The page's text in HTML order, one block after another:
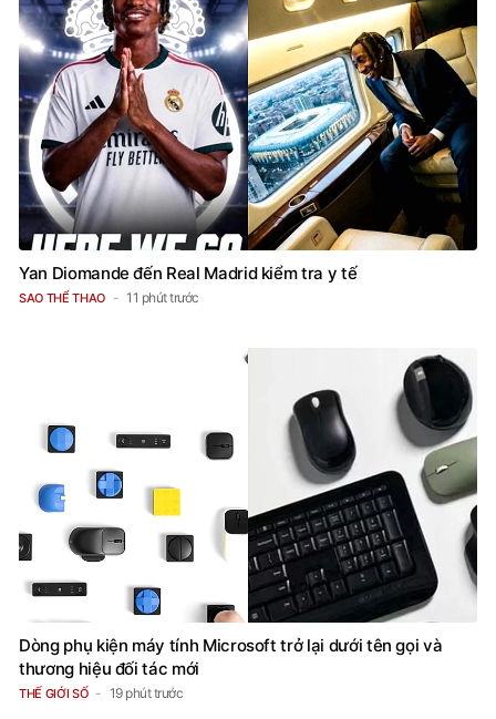
Yan Diomande đến Real Madrid kiểm tra y tế
SAO THỂ THAO 11 phút trước
Dòng phụ kiện máy tính Microsoft trở lại dưới tên gọi và
thương hiệu đối tác mới
THẾ GIỚI SỐ 19 phút trước